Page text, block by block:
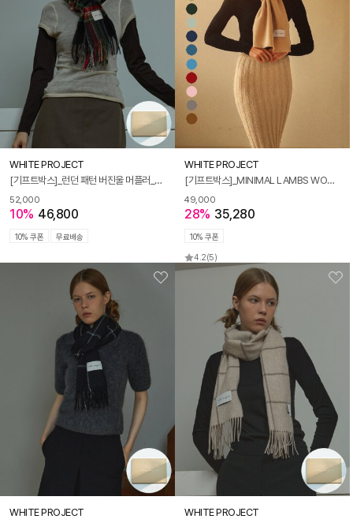
WHITE PROJECT
[기프트박스]_런던 패턴 버진울 머플러_블랙_남녀공용
52,000
10% 46,800
10% 쿠폰 무료배송
WHITE PROJECT
[기프트박스]_MINIMAL LAMBS WOOL MUFFLER_12COLOR_남녀공용
49,000
28% 35,280
10% 쿠폰
4.2(5)
WHITE PROJECT
WHITE PROJECT